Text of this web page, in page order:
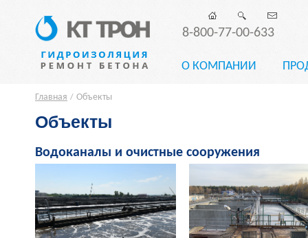
8-800-77-00-633
О КОМПАНИИ
Главная / Объекты
Объекты
Водоканалы и очистные сооружения